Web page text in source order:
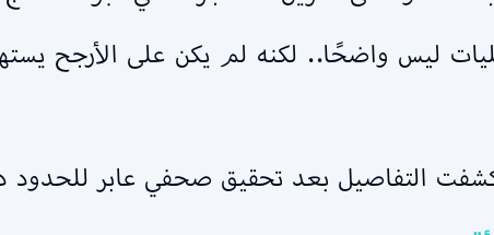
التفاصيل بعد تحقيق صحفي عابر للحدود